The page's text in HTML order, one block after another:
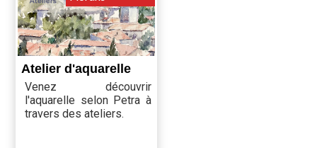
Atelier d'aquarelle
Venez découvrir
l'aquarelle selon Petra à
travers des ateliers.